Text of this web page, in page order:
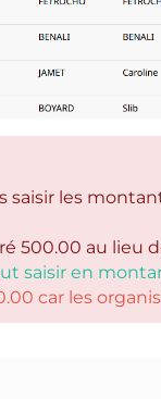
saisir les
500.00 au lieu
saisir en
car les